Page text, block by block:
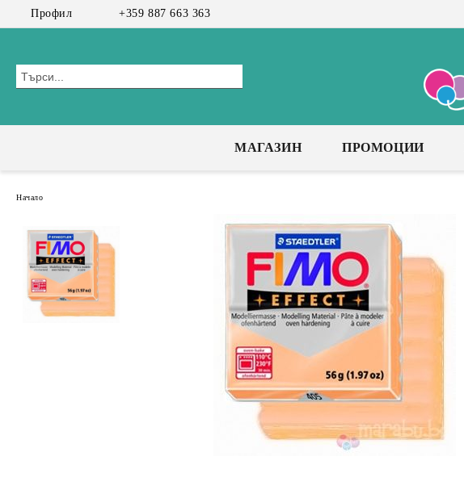
Профил +359 887 663 363
МАГАЗИН ПРОМОЦИИ
Начало